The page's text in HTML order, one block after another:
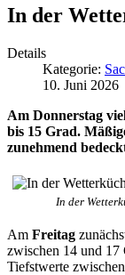
In der
Details
Kategorie:
10. Juni 2026
Am Donnerstag
bis 15 Grad.
zunehmend
In der
Am Freitag
zwischen 14 und 17
Tiefstwerte